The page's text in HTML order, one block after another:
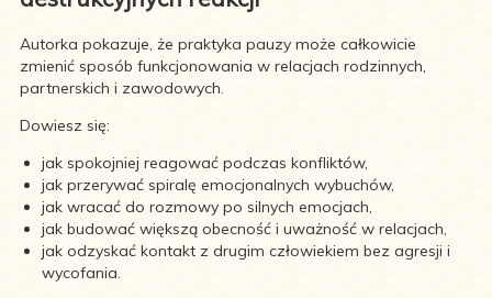
Autorka pokazuje, że praktyka pauzy może całkowicie
zmienić sposób funkcjonowania w relacjach rodzinnych,
partnerskich i zawodowych.
Dowiesz się:
jak spokojniej reagować podczas konfliktów,
jak przerywać spiralę emocjonalnych wybuchów,
jak wracać do rozmowy po silnych emocjach,
jak budować większą obecność i uważność w relacjach,
jak odzyskać kontakt z drugim człowiekiem bez agresji i
wycofania.